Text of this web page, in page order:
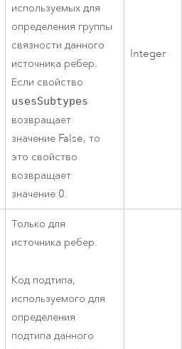
используемых для
определения группы
связности данного
источника ребер.
Если свойство
usesSubtypes
возвращает
значение False, то
это свойство
возвращает
значение 0.
Integer
Только для
источника ребер.
Код подтипа,
используемого для
определения
подтипа данного